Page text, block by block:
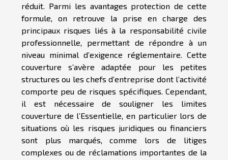
réduit. Parmi les avantages protection de cette
formule, on retrouve la prise en charge des
principaux risques liés à la responsabilité civile
professionnelle, permettant de répondre à un
niveau minimal d’exigence réglementaire. Cette
couverture s’avère adaptée pour les petites
structures ou les chefs d’entreprise dont l’activité
comporte peu de risques spécifiques. Cependant,
il est nécessaire de souligner les limites
couverture de l’Essentielle, en particulier lors de
situations où les risques juridiques ou financiers
sont plus marqués, comme lors de litiges
complexes ou de réclamations importantes de la